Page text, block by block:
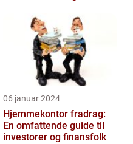
06 januar 2024
Hjemmekontor fradrag:
En omfattende guide til
investorer og finansfolk